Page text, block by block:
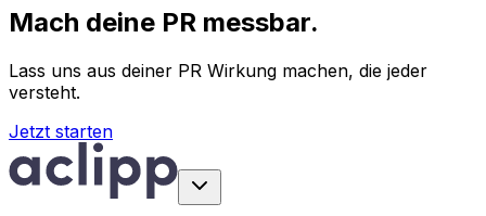
Mach deine PR messbar.
Lass uns aus deiner PR Wirkung machen, die jeder
versteht.
Jetzt starten